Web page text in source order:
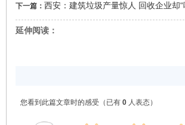
下一篇： 西安：建筑垃圾产量惊人 回收企业却“
延伸阅读：
您看到此篇文章时的感受 （已有 0 人表态）